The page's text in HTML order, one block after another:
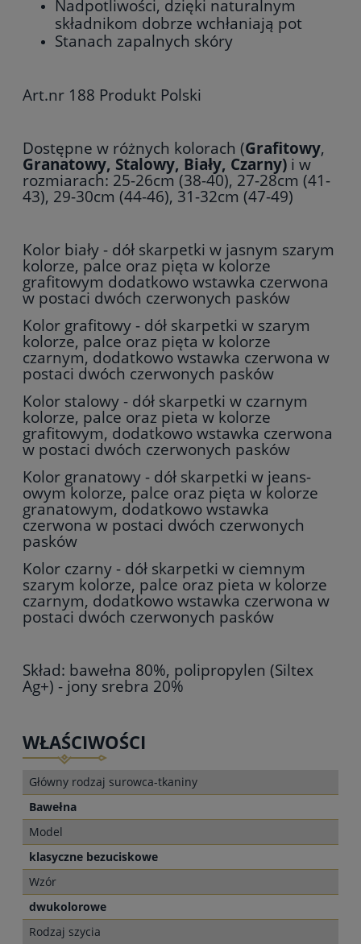
Nadpotliwości, dzięki naturalnym
składnikom dobrze wchłaniają pot
Stanach zapalnych skóry
Art.nr 188 Produkt Polski
Dostępne w różnych kolorach (Grafitowy,
Granatowy, Stalowy, Biały, Czarny) i w
rozmiarach: 25-26cm (38-40), 27-28cm (41-
43), 29-30cm (44-46), 31-32cm (47-49)
Kolor biały - dół skarpetki w jasnym szarym
kolorze, palce oraz pięta w kolorze
grafitowym dodatkowo wstawka czerwona
w postaci dwóch czerwonych pasków
Kolor grafitowy - dół skarpetki w szarym
kolorze, palce oraz pięta w kolorze
czarnym, dodatkowo wstawka czerwona w
postaci dwóch czerwonych pasków
Kolor stalowy - dół skarpetki w czarnym
kolorze, palce oraz pieta w kolorze
grafitowym, dodatkowo wstawka czerwona
w postaci dwóch czerwonych pasków
Kolor granatowy - dół skarpetki w jeans-
owym kolorze, palce oraz pięta w kolorze
granatowym, dodatkowo wstawka
czerwona w postaci dwóch czerwonych
pasków
Kolor czarny - dół skarpetki w ciemnym
szarym kolorze, palce oraz pieta w kolorze
czarnym, dodatkowo wstawka czerwona w
postaci dwóch czerwonych pasków
Skład: bawełna 80%, polipropylen (Siltex
Ag+) - jony srebra 20%
WŁAŚCIWOŚCI
Główny rodzaj surowca-tkaniny
Bawełna
Model
klasyczne bezuciskowe
Wzór
dwukolorowe
Rodzaj szycia